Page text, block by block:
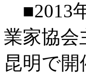
■2013
業家協会
昆明で